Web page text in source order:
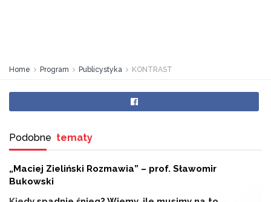
Home Program Publicystyka KONTRAST
Podobne tematy
„Maciej Zieliński Rozmawia” – prof. Sławomir
Bukowski